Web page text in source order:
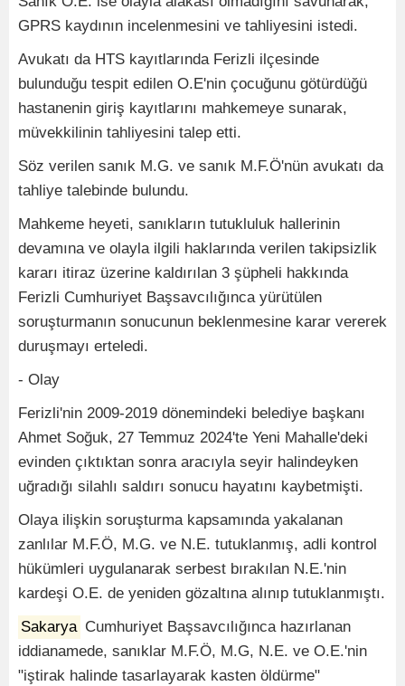
GPRS kaydının incelenmesini ve tahliyesini istedi.
Avukatı da HTS kayıtlarında Ferizli ilçesinde
bulunduğu tespit edilen O.E'nin çocuğunu götürdüğü
hastanenin giriş kayıtlarını mahkemeye sunarak,
müvekkilinin tahliyesini talep etti.
Söz verilen sanık M.G. ve sanık M.F.Ö'nün avukatı da
tahliye talebinde bulundu.
Mahkeme heyeti, sanıkların tutukluluk hallerinin
devamına ve olayla ilgili haklarında verilen takipsizlik
kararı itiraz üzerine kaldırılan 3 şüpheli hakkında
Ferizli Cumhuriyet Başsavcılığınca yürütülen
soruşturmanın sonucunun beklenmesine karar vererek
duruşmayı erteledi.
- Olay
Ferizli'nin 2009-2019 dönemindeki belediye başkanı
Ahmet Soğuk, 27 Temmuz 2024'te Yeni Mahalle'deki
evinden çıktıktan sonra aracıyla seyir halindeyken
uğradığı silahlı saldırı sonucu hayatını kaybetmişti.
Olaya ilişkin soruşturma kapsamında yakalanan
zanlılar M.F.Ö, M.G. ve N.E. tutuklanmış, adli kontrol
hükümleri uygulanarak serbest bırakılan N.E.'nin
kardeşi O.E. de yeniden gözaltına alınıp tutuklanmıştı.
Sakarya Cumhuriyet Başsavcılığınca hazırlanan
iddianamede, sanıklar M.F.Ö, M.G, N.E. ve O.E.'nin
"iştirak halinde tasarlayarak kasten öldürme"